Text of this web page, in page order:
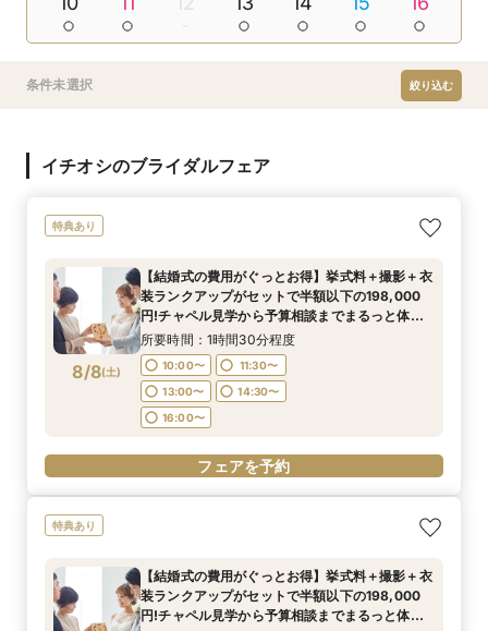
条件未選択 絞り込む
イチオシのブライダルフェア
特典あり
8/8(土)
【結婚式の費用がぐっとお得】挙式料＋撮影＋衣
装ランクアップがセットで半額以下の198,000
円!チャペル見学から予算相談までまるっと体験
BIGフェア
所要時間：1時間30分程度
10:00〜
11:30〜
13:00〜
14:30〜
16:00〜
フェアを予約
特典あり
【結婚式の費用がぐっとお得】挙式料＋撮影＋衣
装ランクアップがセットで半額以下の198,000
円!チャペル見学から予算相談までまるっと体験